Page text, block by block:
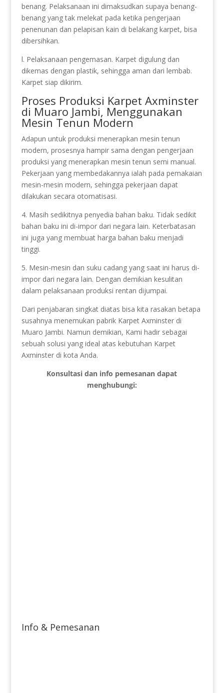
benang. Pelaksanaan ini dimaksudkan supaya benang-
benang yang tak melekat pada ketika pengerjaan
penenunan dan pelapisan kain di belakang karpet, bisa
dibersihkan.
l. Pelaksanaan pengemasan. Karpet digulung dan
dikemas dengan plastik, sehingga aman dari lembab.
Karpet siap dikirim.
Proses Produksi Karpet Axminster
di Muaro Jambi, Menggunakan
Mesin Tenun Modern
Adapun untuk produksi menerapkan mesin tenun
modern, prosesnya hampir sama dengan pengerjaan
produksi yang menerapkan mesin tenun semi manual.
Pekerjaan yang membedakannya ialah pada pemakaian
mesin-mesin modern, sehingga pekerjaan dapat
dilakukan secara otomatisasi.
4. Masih sedikitnya penyedia bahan baku. Tidak sedikit
bahan baku ini di-impor dari negara lain. Keterbatasan
ini juga yang membuat harga bahan baku menjadi
tinggi.
5. Mesin-mesin dan suku cadang yang saat ini harus di-
impor dari negara lain. Dengan demikian kesulitan
dalam pelaksanaan produksi rentan dijumpai.
Dari penjabaran singkat diatas bisa kita rasakan betapa
susahnya menemukan pabrik Karpet Axminster di
Muaro Jambi. Namun demikian, Kami hadir sebagai
sebuah solusi yang ideal atas kebutuhan Karpet
Axminster di kota Anda.
Konsultasi dan info pemesanan dapat
menghubungi:
Info & Pemesanan